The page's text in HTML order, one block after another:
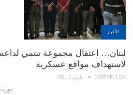
الأخبار
لبنان… اعتقال مجموعة تنتمي
لاستهداف مواقع عسكرية
N0RTHPULS24 مارس 2, 2021